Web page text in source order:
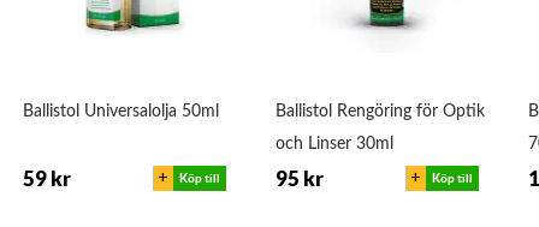
Ballistol Universalolja 50ml
59 kr + Köp till
Ballistol Rengöring för Optik
och Linser 30ml
95 kr + Köp till